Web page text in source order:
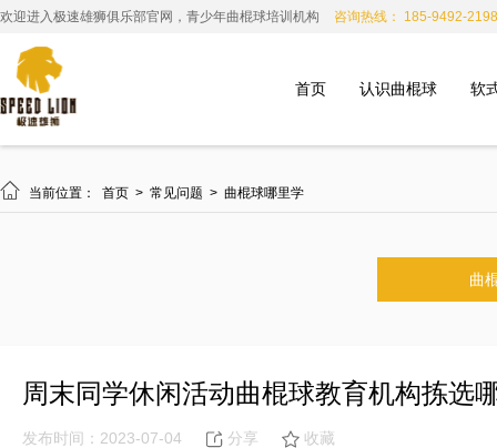
欢迎进入极速雄狮俱乐部官网，青少年曲棍球培训机构 咨询热线： 185-9492-2198
首页 认识曲棍球 软
 当前位置： 首页 > 常见问题 > 曲棍球哪里学
曲
周末同学休闲活动曲棍球教育机构拣选
发布时间：2023-07-04 分享 收藏